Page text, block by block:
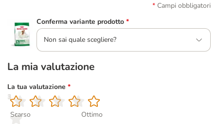
Campi obbligatori
Conferma variante prodotto *
Non sai quale scegliere?
La mia valutazione
La tua valutazione *
1
Scarso
2
3
4
5
Ottimo